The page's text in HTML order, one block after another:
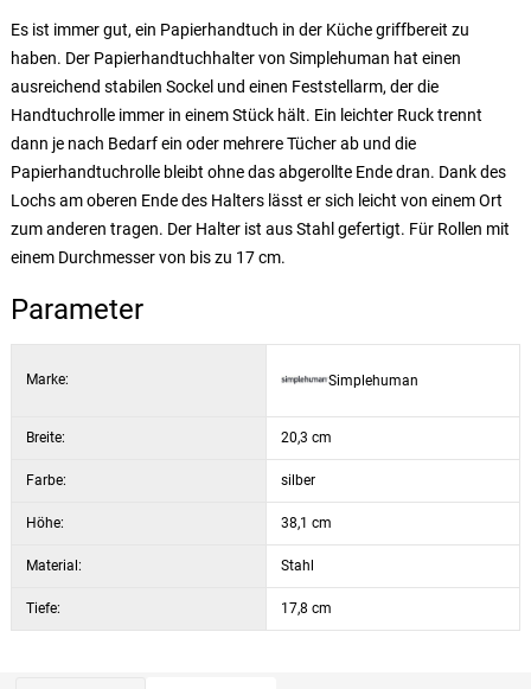
Es ist immer gut, ein Papierhandtuch in der Küche griffbereit zu
haben. Der Papierhandtuchhalter von Simplehuman hat einen
ausreichend stabilen Sockel und einen Feststellarm, der die
Handtuchrolle immer in einem Stück hält. Ein leichter Ruck trennt
dann je nach Bedarf ein oder mehrere Tücher ab und die
Papierhandtuchrolle bleibt ohne das abgerollte Ende dran. Dank des
Lochs am oberen Ende des Halters lässt er sich leicht von einem Ort
zum anderen tragen. Der Halter ist aus Stahl gefertigt. Für Rollen mit
einem Durchmesser von bis zu 17 cm.
Parameter
Marke: Simplehuman
Breite: 20,3 cm
Farbe: silber
Höhe: 38,1 cm
Material: Stahl
Tiefe: 17,8 cm